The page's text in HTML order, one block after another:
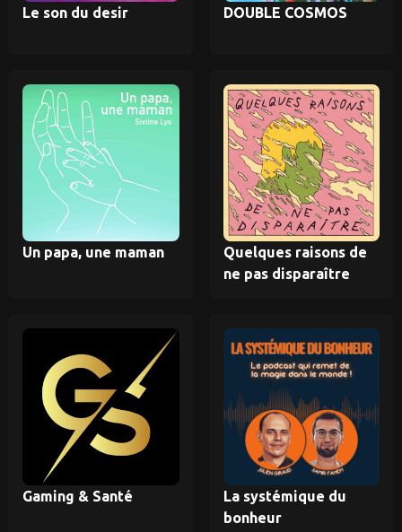
Le son du desir DOUBLE COSMOS
Un papa, une maman
Quelques raisons de
ne pas disparaître
Gaming & Santé
La systémique du
bonheur